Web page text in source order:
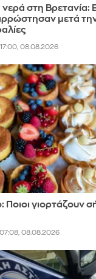
στη Βρετανία:
μετά
17:00, 08.08.2026
Ποιοι γιορτάζουν
07:08, 08.08.2026